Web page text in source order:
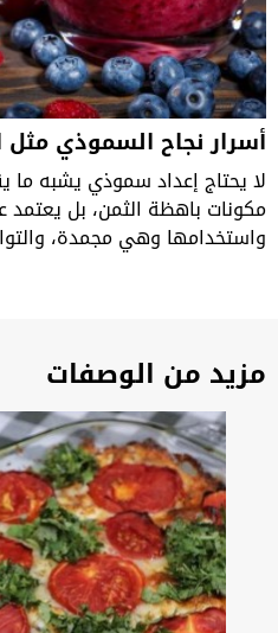
أسرار نجاح السموذي مثل
لا يحتاج إعداد سموذي يشبه
مكونات باهظة الثمن، بل يعتمد
واستخدامها وهي مجمدة،
مزيد من الوصفات